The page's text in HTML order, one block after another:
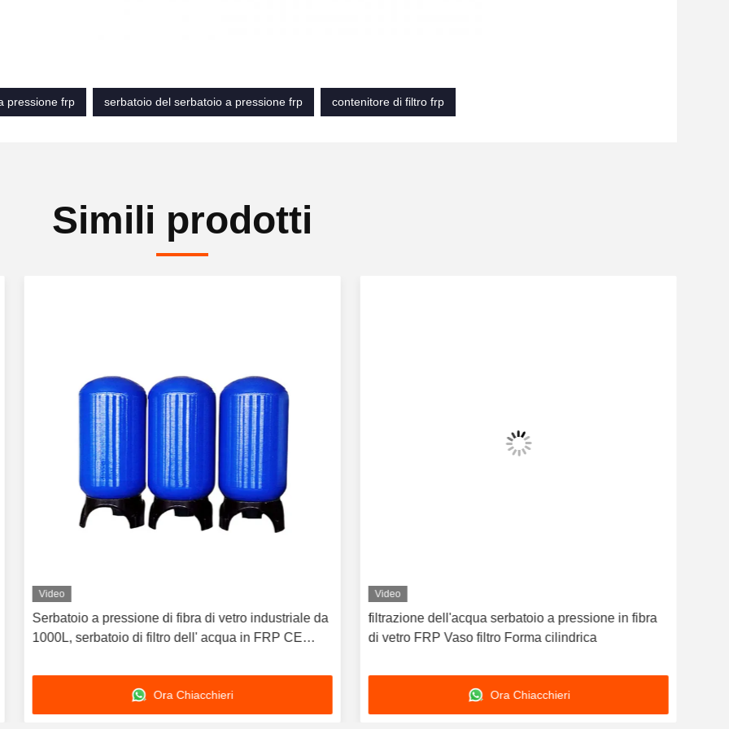
pressione frp
serbatoio del serbatoio a pressione frp contenitore di filtro frp
Simili prodotti
Video
Serbatoio a pressione di fibra di vetro industriale da
1000L, serbatoio di filtro dell' acqua in FRP CE
Ora Chiacchieri
Video
filtrazione dell'acqua serbatoio a pressione in fibra
di vetro FRP Vaso filtro Forma cilindrica
Ora Chiacchieri